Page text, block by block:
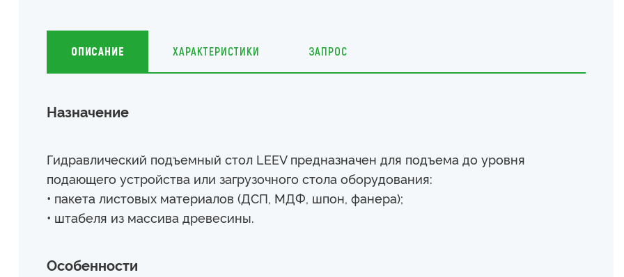
ОПИСАНИЕ ХАРАКТЕРИСТИКИ ЗАПРОС
Назначение
Гидравлический подъемный стол LEEV предназначен для подъема до уровня
подающего устройства или загрузочного стола оборудования:
• пакета листовых материалов (ДСП, МДФ, шпон, фанера);
• штабеля из массива древесины.
Особенности